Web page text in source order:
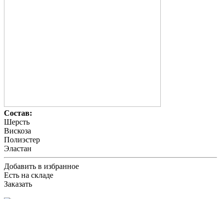
Состав:
Шерсть
Вискоза
Полиэстер
Эластан
Добавить в избранное
Есть на складе
Заказать